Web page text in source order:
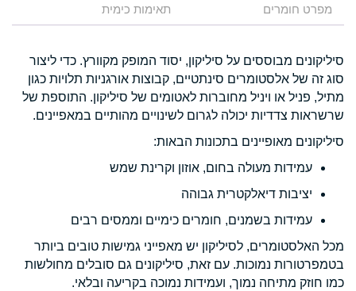
מפרט חומרים תאימות כימית
סיליקונים מבוססים על סיליקון, יסוד המופק מקוורץ. כדי ליצור
סוג זה של אלסטומרים סינתטיים, קבוצות אורגניות תלויות כגון
מתיל, פניל או ויניל מחוברות לאטומים של סיליקון. התוספת של
שרשראות צדדיות יכולה לגרום לשינויים מהותיים במאפיינים.
סיליקונים מאופיינים בתכונות הבאות:
עמידות מעולה בחום, אוזון וקרינת שמש
יציבות דיאלקטרית גבוהה
עמידות בשמנים, חומרים כימיים וממסים רבים
מכל האלסטומרים, לסיליקון יש מאפייני גמישות טובים ביותר
בטמפרטורות נמוכות. עם זאת, סיליקונים גם סובלים מחולשות
כמו חוזק מתיחה נמוך, ועמידות נמוכה בקריעה ובלאי.